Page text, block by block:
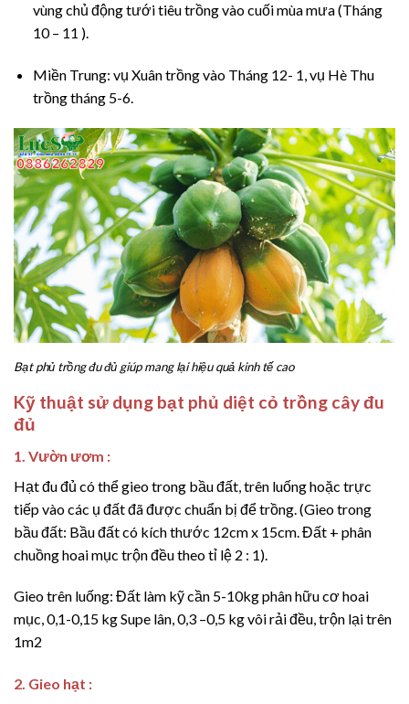
vùng chủ động tưới tiêu trồng vào cuối mùa mưa (Tháng
10 – 11 ).
Miền Trung: vụ Xuân trồng vào Tháng 12- 1, vụ Hè Thu
trồng tháng 5-6.
Bạt phủ trồng đu đủ giúp mang lại hiệu quả kinh tế cao
Kỹ thuật sử dụng bạt phủ diệt cỏ trồng cây đu
đủ
1. Vườn ươm :
Hạt đu đủ có thể gieo trong bầu đất, trên luống hoặc trực
tiếp vào các ụ đất đã được chuẩn bị để trồng. (Gieo trong
bầu đất: Bầu đất có kích thước 12cm x 15cm. Đất + phân
chuồng hoai mục trộn đều theo tỉ lệ 2 : 1).
Gieo trên luống: Đất làm kỹ cần 5-10kg phân hữu cơ hoai
mục, 0,1-0,15 kg Supe lân, 0,3 –0,5 kg vôi rải đều, trộn lại trên
1m2
2. Gieo hạt :